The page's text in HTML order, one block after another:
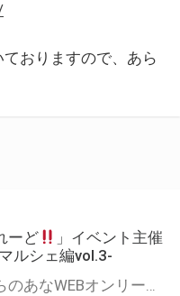
おりますので、あら
ーど
」イベント主催
ルシェ編vol.3-
こんにちは、とらのあなWEBオンリー運営スタッフです。 新たにお届けする、イベント主催者インタビュー-マルシェ編-は、 とらのあなWEBオンリー「マルシェ」をご利用した主催様に 「マルシェ」を使って開催した感想や心がけをお聞きする企画です。 今回は、WEBオンリー初開催「つるみかるぱれーど